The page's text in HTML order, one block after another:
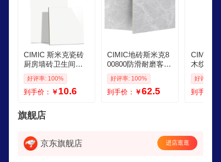
CIMIC 斯米克瓷砖
厨房墙砖卫生间浴
室阳台瓷片防滑地
砖黑白色亮釉面砖
哑面白300X300单
好评率: 100%
到手价： ￥10.6
CIMIC地砖斯米克8
00800防滑耐磨客厅
餐厅耐磨地板砖银
光卫生间墙地砖 帕
斯灰 一片价3片箱
好评率: 100%
到手价： ￥62.5
CIMIC
木纹砖
室防滑
0 枫香木
箱购买
好评率:
到手价：
旗舰店
京东旗舰店 进店逛逛